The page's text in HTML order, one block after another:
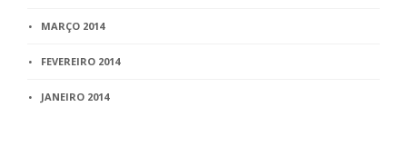
MARÇO 2014
FEVEREIRO 2014
JANEIRO 2014